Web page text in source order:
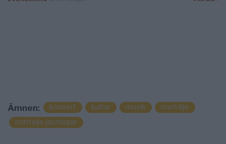
Ämnen: konsert kultur musik
norrtälje
norrtelje jazzdagar